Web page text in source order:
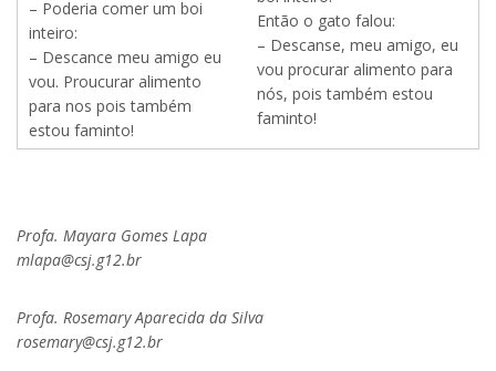
– Poderia comer um boi
inteiro:
– Descance meu amigo eu
vou. Proucurar alimento
para nos pois também
estou faminto!
Então o gato falou:
– Descanse, meu amigo, eu
vou procurar alimento para
nós, pois também estou
faminto!
Profa. Mayara Gomes Lapa
mlapa@csj.g12.br
Profa. Rosemary Aparecida da Silva
rosemary@csj.g12.br